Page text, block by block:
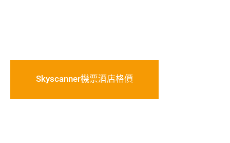
Skyscanner機票酒店格價